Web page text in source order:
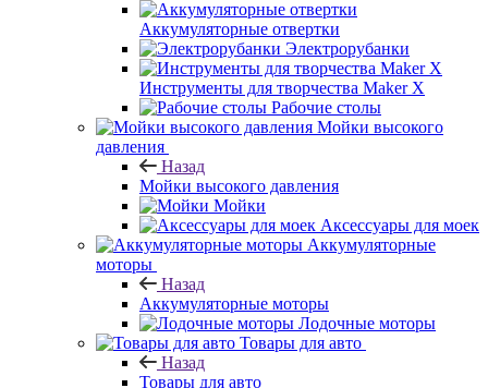
Аккумуляторные отвертки
Электрорубанки
Инструменты для творчества Maker X
Рабочие столы
Мойки высокого
давления
Назад
Мойки высокого давления
Мойки
Аксессуары для моек
Аккумуляторные
моторы
Назад
Аккумуляторные моторы
Лодочные моторы
Товары для авто
Назад
Товары для авто